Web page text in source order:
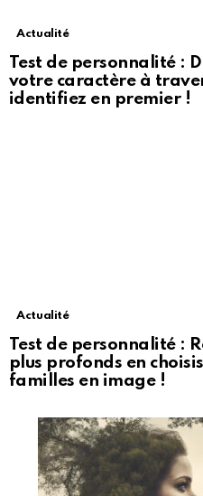
Actualité
Test de personnalité :
votre caractère à
identifiez en premier !
Actualité
Test de personnalité :
plus profonds en
familles en image !